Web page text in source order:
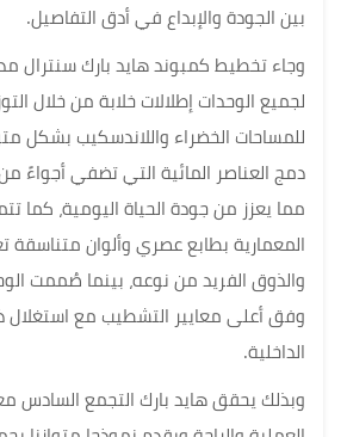
بين الجودة والإبداع في أدق التفاصيل.
وجاء تخطيط كمبوند هايد بارك سنترال
لجميع الوحدات إطلالات خلابة من خلال
للمساحات الخضراء واللاندسكيب بشكل
دمج العناصر المائية التي تضفي أجواءً
مما يعزز من جودة الحياة اليومية، كما
المعمارية بطابع عصري وألوان
والذوق الفريد من نوعه، بينما صُممت
وفق أعلى معايير التشطيب مع استغلال
الداخلية.
وبذلك يحقق هايد بارك التجمع السادس